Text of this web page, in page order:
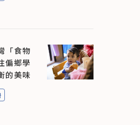
「食物
偏鄉學
的美味